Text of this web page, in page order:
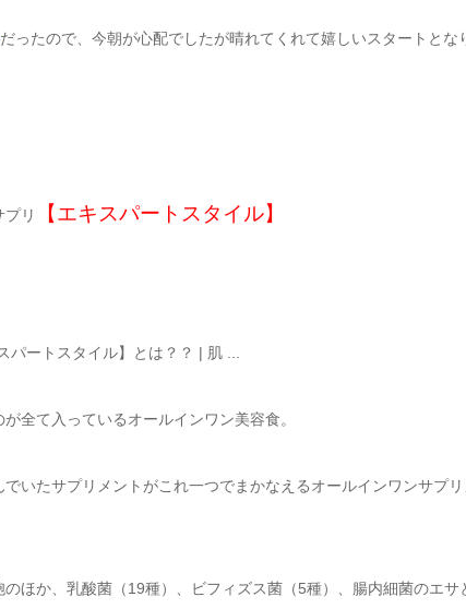
だったので、今朝が心配でしたが晴れてくれて嬉しいスタートとな
リ 【エキスパートスタイル】
全て入っているオールインワン美容食。
いたサプリメントがこれ一つでまかなえるオールインワンサプリ
ほか、乳酸菌（19種）、ビフィズス菌（5種）、腸内細菌のエサ